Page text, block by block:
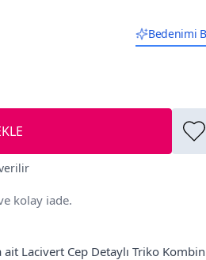
Bedenimi
kolay iade.
Lacivert Cep Detaylı Triko